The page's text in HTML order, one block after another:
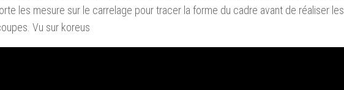
les mesure sur le carrelage pour tracer la forme du cadre avant de réaliser les
Vu sur koreus